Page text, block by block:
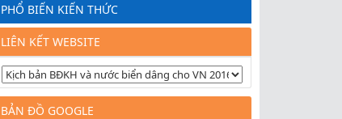
PHỔ BIẾN KIẾN THỨC
LIÊN KẾT WEBSITE
BẢN ĐỒ GOOGLE